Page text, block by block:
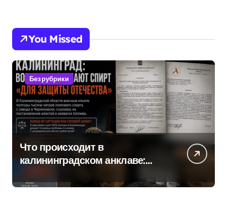
You Missed
Без рубрики
Что происходит в
калининградском анклаве:
защиты Отечества»